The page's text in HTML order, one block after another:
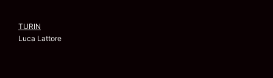
TURIN
Luca Lattore